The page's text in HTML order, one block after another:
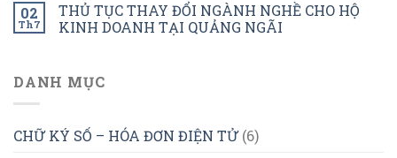
02
Th7
THỦ TỤC THAY ĐỔI NGÀNH NGHỀ CHO HỘ
KINH DOANH TẠI QUẢNG NGÃI
DANH MỤC
CHỮ KÝ SỐ – HÓA ĐƠN ĐIỆN TỬ(6)